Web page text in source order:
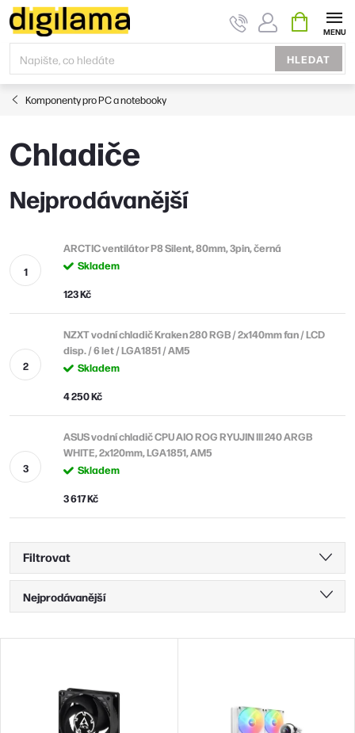
Přejít
na
obsah
HLEDAT
KOŠÍK
Komponenty pro PC a notebooky
Chladiče
Nejprodávanější
ARCTIC ventilátor P8 Silent, 80mm, 3pin, černá
Skladem
123 Kč
NZXT vodní chladič Kraken 280 RGB / 2x140mm fan / LCD
disp. / 6 let / LGA1851 / AM5
Skladem
4 250 Kč
ASUS vodní chladič CPU AIO ROG RYUJIN III 240 ARGB
WHITE, 2x120mm, LGA1851, AM5
Skladem
3 617 Kč
Filtrovat
Ř
a
z
Nejprodávanější
Abecedně
V